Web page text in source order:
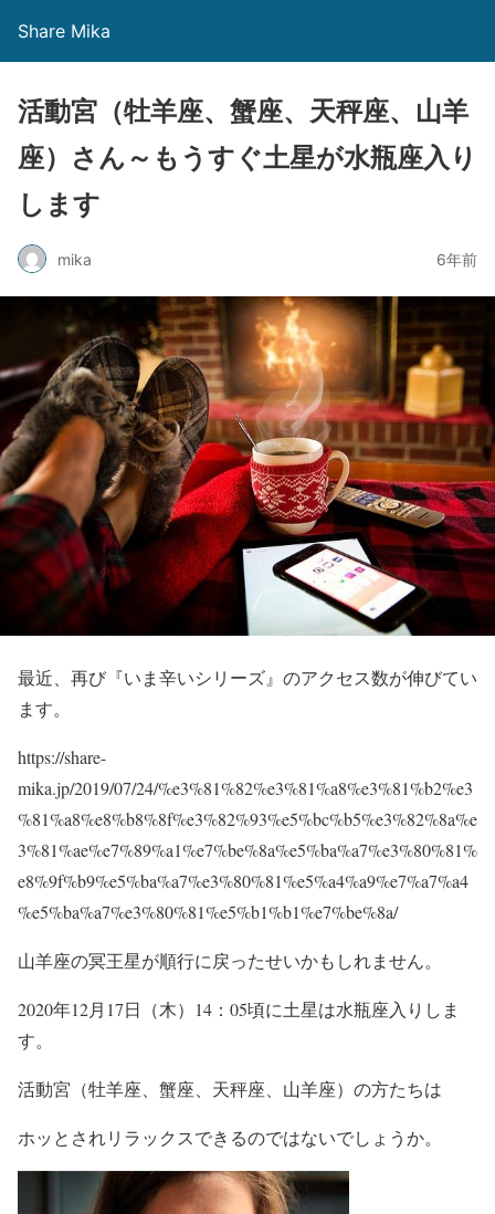
Share Mika
活動宮（牡羊座、蟹座、天秤座、山羊
座）さん～もうすぐ土星が水瓶座入り
します
mika 6年前
最近、再び『いま辛いシリーズ』のアクセス数が伸びてい
ます。
https://share-
mika.jp/2019/07/24/%e3%81%82%e3%81%a8%e3%81%b2%e3
%81%a8%e8%b8%8f%e3%82%93%e5%bc%b5%e3%82%8a%e
3%81%ae%e7%89%a1%e7%be%8a%e5%ba%a7%e3%80%81%
e8%9f%b9%e5%ba%a7%e3%80%81%e5%a4%a9%e7%a7%a4
%e5%ba%a7%e3%80%81%e5%b1%b1%e7%be%8a/
山羊座の冥王星が順行に戻ったせいかもしれません。
2020年12月17日（木）14：05頃に土星は水瓶座入りしま
す。
活動宮（牡羊座、蟹座、天秤座、山羊座）の方たちは
ホッとされリラックスできるのではないでしょうか。